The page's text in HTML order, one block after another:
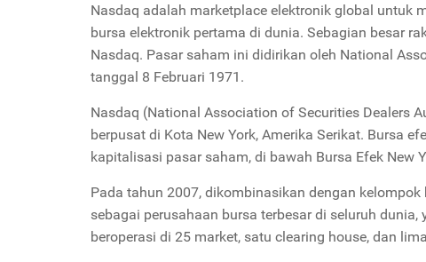
Nasdaq adalah marketplace elektronik global untuk
bursa elektronik pertama di dunia. Sebagian besar
Nasdaq. Pasar saham ini didirikan oleh National
tanggal 8 Februari 1971.
Nasdaq (National Association of Securities Dealers
berpusat di Kota New York, Amerika Serikat. Bursa
kapitalisasi pasar saham, di bawah Bursa Efek New
Pada tahun 2007, dikombinasikan dengan
sebagai perusahaan bursa terbesar di seluruh
beroperasi di 25 market, satu clearing house, dan